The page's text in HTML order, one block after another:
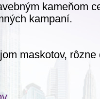
kameňom
kampaní.
maskotov,